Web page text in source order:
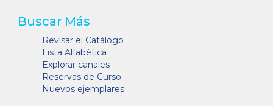
Buscar Más
Revisar el Catálogo
Lista Alfabética
Explorar canales
Reservas de Curso
Nuevos ejemplares